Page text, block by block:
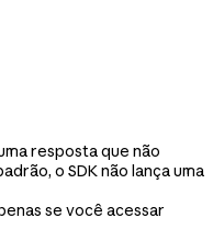
resposta que não
o SDK não lança uma
se você acessar